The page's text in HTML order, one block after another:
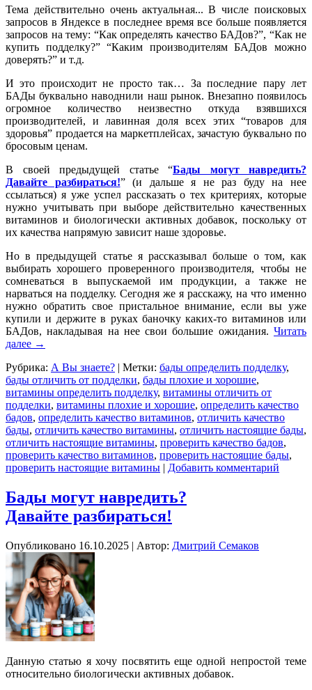
Тема действительно очень актуальная... В числе поисковых
запросов в Яндексе в последнее время все больше появляется
запросов на тему: “Как определять качество БАДов?”, “Как не
купить подделку?” “Каким производителям БАДов можно
доверять?” и т.д.
И это происходит не просто так… За последние пару лет
БАДы буквально наводнили наш рынок. Внезапно появилось
огромное количество неизвестно откуда взявшихся
производителей, и лавинная доля всех этих “товаров для
здоровья” продается на маркетплейсах, зачастую буквально по
бросовым ценам.
В своей предыдущей статье “Бады могут навредить?
Давайте разбираться!” (и дальше я не раз буду на нее
ссылаться) я уже успел рассказать о тех критериях, которые
нужно учитывать при выборе действительно качественных
витаминов и биологически активных добавок, поскольку от
их качества напрямую зависит наше здоровье.
Но в предыдущей статье я рассказывал больше о том, как
выбирать хорошего проверенного производителя, чтобы не
сомневаться в выпускаемой им продукции, а также не
нарваться на подделку. Сегодня же я расскажу, на что именно
нужно обратить свое пристальное внимание, если вы уже
купили и держите в руках баночкукаких-то витаминов или
БАДов, накладывая на нее свои большие ожидания. Читать
далее →
Рубрика: А Вы знаете? | Метки: бады определить подделку,
бады отличить от подделки, бады плохие и хорошие,
витамины определить подделку, витамины отличить от
подделки, витамины плохие и хорошие, определить качество
бадов, определить качество витаминов, отличить качество
бады, отличить качество витамины, отличить настоящие бады,
отличить настоящие витамины, проверить качество бадов,
проверить качество витаминов, проверить настоящие бады,
проверить настоящие витамины | Добавить комментарий
Бады могут навредить?
Давайте разбираться!
Опубликовано 16.10.2025 | Автор: Дмитрий Семаков
Данную статью я хочу посвятить еще одной непростой теме
относительно биологически активных добавок.